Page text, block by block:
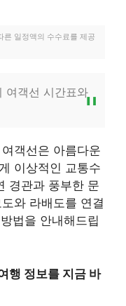
른 일정액의 수수료를 제공
여객선 시간표와
객선은 아름다운
이상적인 교통수
경관과 풍부한 문
와 라배도를 연결
법을 안내해드립
행 정보를 지금 바